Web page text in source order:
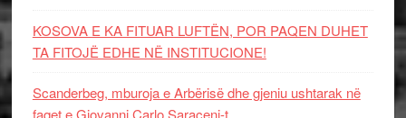
KOSOVA E KA FITUAR LUFTËN, POR PAQEN DUHET
TA FITOJË EDHE NË INSTITUCIONE!
Scanderbeg, mburoja e Arbërisë dhe gjeniu ushtarak në
faqet e Giovanni Carlo Saraceni-t